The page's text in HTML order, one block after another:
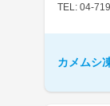
TEL: 04-
カメムシ